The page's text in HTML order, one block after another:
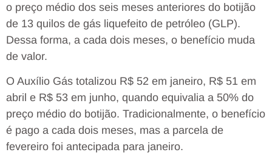
o preço médio dos seis meses anteriores do botijão
de 13 quilos de gás liquefeito de petróleo (GLP).
Dessa forma, a cada dois meses, o benefício muda
de valor.
O Auxílio Gás totalizou R$ 52 em janeiro, R$ 51 em
abril e R$ 53 em junho, quando equivalia a 50% do
preço médio do botijão. Tradicionalmente, o benefício
é pago a cada dois meses, mas a parcela de
fevereiro foi antecipada para janeiro.